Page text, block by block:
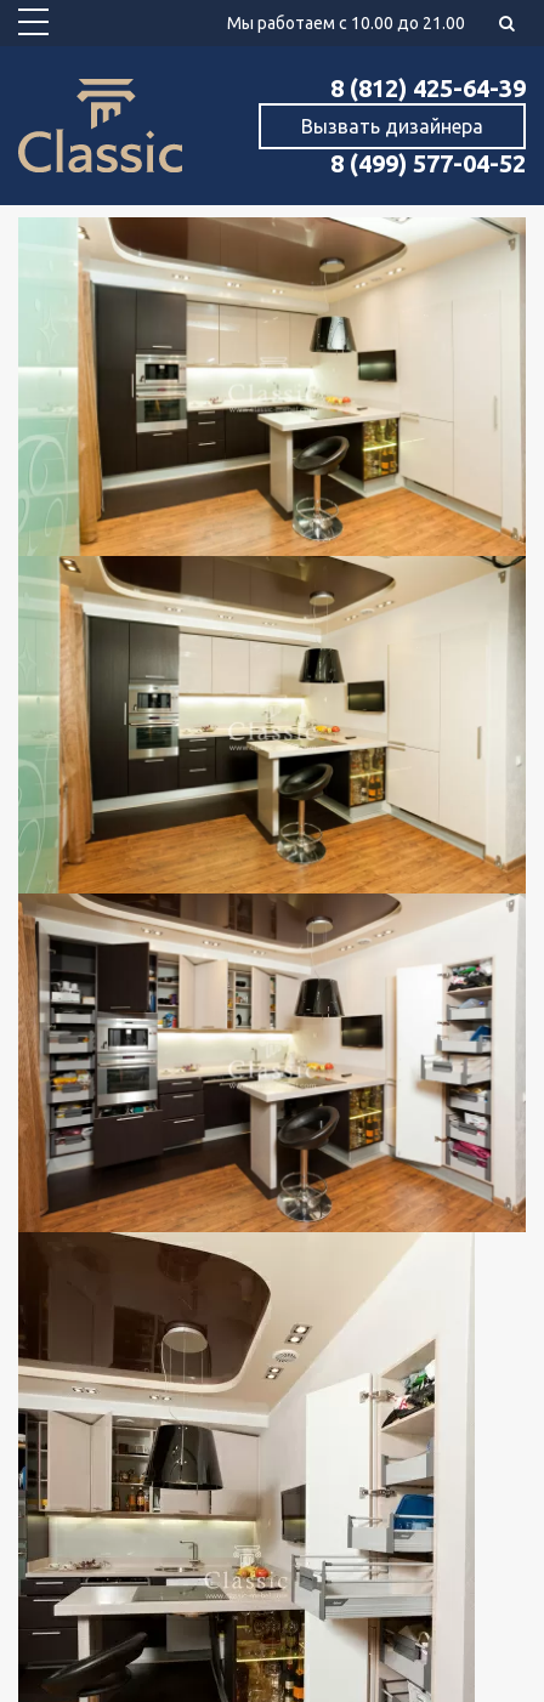
Мы работаем с 10.00 до 21.00
8 (812) 425-64-39
Вызвать дизайнера
8 (499) 577-04-52